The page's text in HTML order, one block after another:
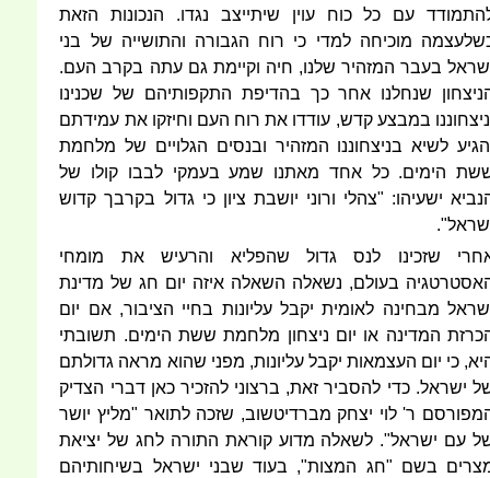
עם כל כוח עוין שיתייצב נגדו. הנכונות הזאת
מוכיחה למדי כי רוח הגבורה והתושייה של בני
בעבר המזהיר שלנו, חיה וקיימת גם עתה בקרב העם.
שנחלנו אחר כך בהדיפת התקפותיהם של שכנינו
במבצע קדש, עודדו את רוח העם וחיזקו את עמידתם
לשיא בניצחוננו המזהיר ובנסים הגלויים של מלחמת
הימים. כל אחד מאתנו שמע בעמקי לבבו קולו של
ישעיהו: "צהלי ורוני יושבת ציון כי גדול בקרבך קדוש
שזכינו לנס גדול שהפליא והרעיש את מומחי
בעולם, נשאלה השאלה איזה יום חג של מדינת
מבחינה לאומית יקבל עליונות בחיי הציבור, אם יום
המדינה או יום ניצחון מלחמת ששת הימים. תשובתי
כי יום העצמאות יקבל עליונות, מפני שהוא מראה גדולתם
ישראל. כדי להסביר זאת, ברצוני להזכיר כאן דברי הצדיק
ר' לוי יצחק מברדיטשוב, שזכה לתואר "מליץ יושר
עם ישראל". לשאלה מדוע קוראת התורה לחג של יציאת
בשם "חג המצות", בעוד שבני ישראל בשיחותיהם